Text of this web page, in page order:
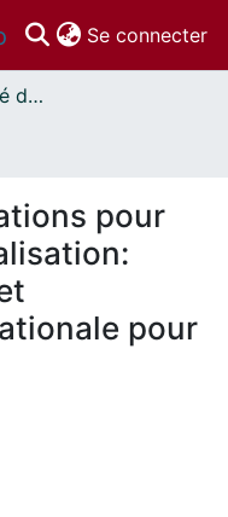
Se connecter
Presses de l'Université d'Ottawa // University of Ottawa Press
pour
pour